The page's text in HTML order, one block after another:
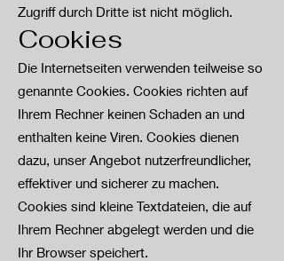
Zugriff durch Dritte ist nicht möglich.
Cookies
Die Internetseiten verwenden teilweise so
genannte Cookies. Cookies richten auf
Ihrem Rechner keinen Schaden an und
enthalten keine Viren. Cookies dienen
dazu, unser Angebot nutzerfreundlicher,
effektiver und sicherer zu machen.
Cookies sind kleine Textdateien, die auf
Ihrem Rechner abgelegt werden und die
Ihr Browser speichert.